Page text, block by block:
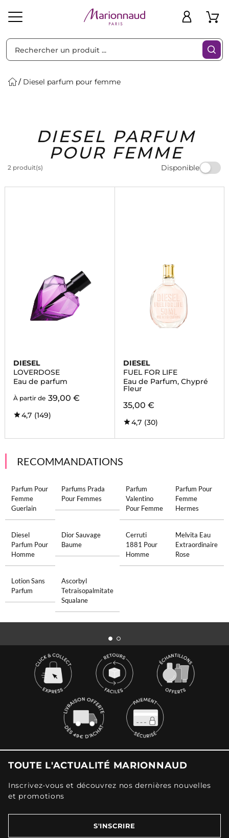
Solaire Homme Marques Idées
Cadeaux
Bons
Plans
Diesel parfum pour femme
DIESEL PARFUM
POUR FEMME
2 produit(s) Disponible
Filtres
DIESEL
LOVERDOSE
Eau de parfum
À partir de 39,00 €
4,7 (149)
DIESEL
FUEL FOR LIFE
Eau de Parfum, Chypré
Fleur
35,00 €
4,7 (30)
RECOMMANDATIONS
Parfum Pour
Femme
Guerlain
Parfums Prada
Pour Femmes
Parfum
Valentino
Pour Femme
Parfum Pour
Femme
Hermes
Diesel
Parfum Pour
Homme
Dior Sauvage
Baume
Cerruti
1881 Pour
Homme
Melvita Eau
Extraordinaire
Rose
Lotion Sans
Parfum
Ascorbyl
Tetraisopalmitate
Squalane
TOUTE L'ACTUALITÉ MARIONNAUD
Inscrivez-vous et découvrez nos dernières nouvelles
et promotions
S'INSCRIRE